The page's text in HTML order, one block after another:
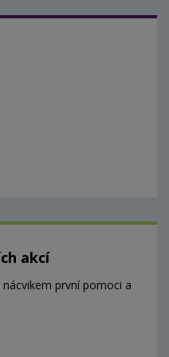
akcí
první pomoci a